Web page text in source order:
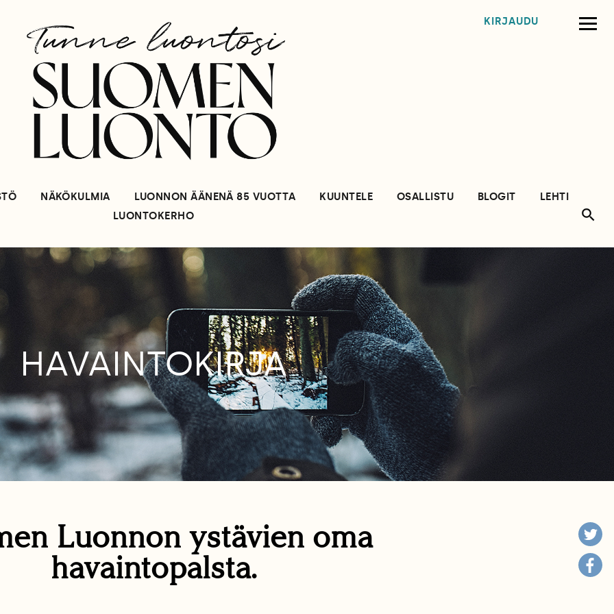
KIRJAUDU
NÄKÖKULMIA LUONNON ÄÄNENÄ 85 VUOTTA KUUNTELE OSALLISTU BLOGIT
LEHTI
LUONTOKERHO
HAVAINTOKIRJA
Luonnon ystävien oma
havaintopalsta.